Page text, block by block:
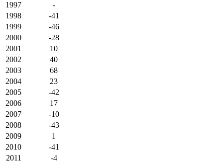
1997
-
1998
-41
1999
-46
2000
-28
2001
10
2002
40
2003
68
2004
23
2005
-42
2006
17
2007
-10
2008
-43
2009
1
2010
-41
2011
-4